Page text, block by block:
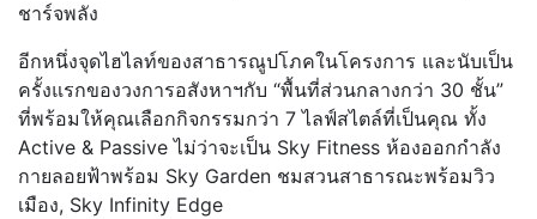
ชาร์จพลัง
อีกหนึ่งจุดไฮไลท์ของสาธารณูปโภคในโครงการ และนับเป็น
ครั้งแรกของวงการอสังหาฯกับ “พื้นที่ส่วนกลางกว่า 30 ชั้น”
ที่พร้อมให้คุณเลือกกิจกรรมกว่า 7 ไลฟ์สไตล์ที่เป็นคุณ ทั้ง
Active & Passive ไม่ว่าจะเป็น Sky Fitness ห้องออกกำลัง
กายลอยฟ้าพร้อม Sky Garden ชมสวนสาธารณะพร้อมวิว
เมือง, Sky Infinity Edge